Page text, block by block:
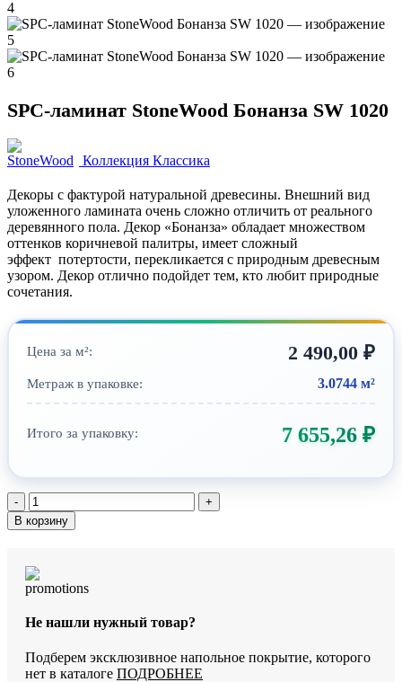
SPC-ламинат StoneWood Бонанза SW 1020
Коллекция Классика
Декоры с фактурой натуральной древесины. Внешний вид
уложенного ламината очень сложно отличить от реального
деревянного пола. Декор «Бонанза» обладает множеством
оттенков коричневой палитры, имеет сложный
эффект потертости, перекликается с природным древесным
узором. Декор отлично подойдет тем, кто любит природные
сочетания.
Цена за м²: 2 490,00 ₽
Метраж в упаковке: 3.0744 м²
Итого за упаковку: 7 655,26 ₽
Количество
товара
SPC-
StoneWood
Бонанза
SW
В корзину
Не нашли нужный товар?
Подберем эксклюзивное напольное покрытие, которого
нет в каталоге ПОДРОБНЕЕ